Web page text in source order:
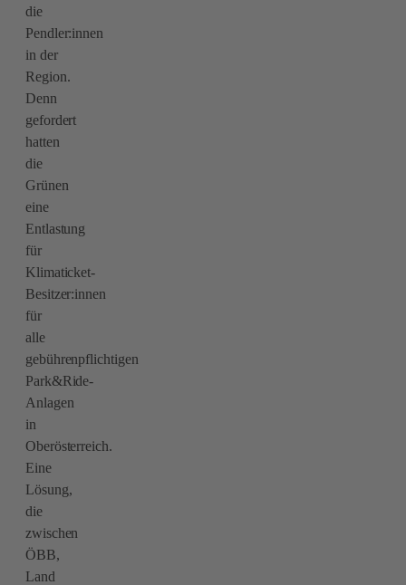
die
Pendler:innen
in der
Region.
Denn
gefordert
hatten
die
Grünen
eine
Entlastung
für
Klimaticket-
Besitzer:innen
für
alle
gebührenpflichtigen
Park&Ride-
Anlagen
in
Oberösterreich.
Eine
Lösung,
die
zwischen
ÖBB,
Land